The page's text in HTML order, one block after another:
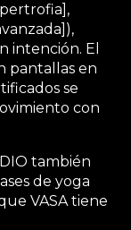
intención. El
pantallas en
se
con
también
de yoga
VASA tiene